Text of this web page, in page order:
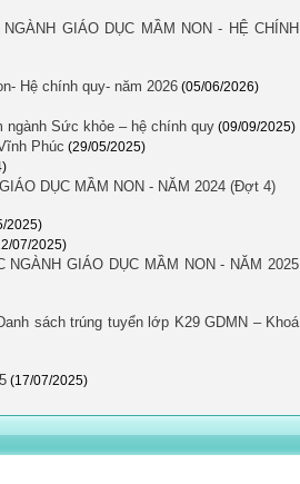
GIÁO DỤC MẦM NON - HỆ CHÍNH
Hệ chính quy- năm 2026 (05/06/2026)
ngành Sức khỏe – hệ chính quy (09/09/2025)
Phúc (29/05/2025)
DỤC MẦM NON - NĂM 2024 (Đợt 4)
2025)
07/2025)
GIÁO DỤC MẦM NON - NĂM 2025
sách trúng tuyển lớp K29 GDMN – Khoá
(17/07/2025)